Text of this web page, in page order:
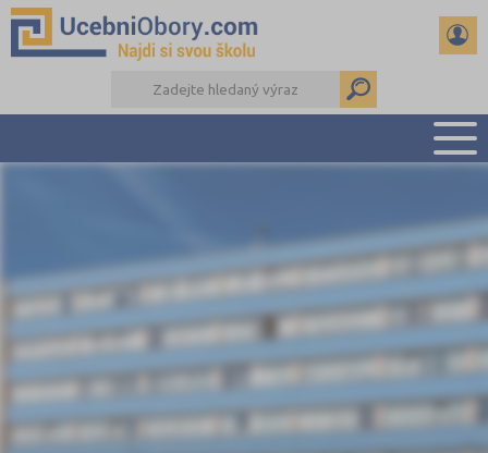
PŘÍPRAVA NA PŘIJÍMAČKY
DŮLEŽITÉ TERMÍNY
REFERÁTY
DALŠÍ DRUHY ŠKOL